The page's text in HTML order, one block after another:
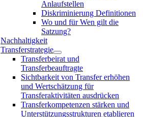
Anlaufstellen
Diskriminierung Definitionen
Wo und für Wen gilt die
Satzung?
Nachhaltigkeit
Transferstrategie
Transferbeirat und
Transferbeauftragte
Sichtbarkeit von Transfer erhöhen
und Wertschätzung für
Transferaktivitäten ausdrücken
Transferkompetenzen stärken und
Unterstützungsstrukturen etablieren